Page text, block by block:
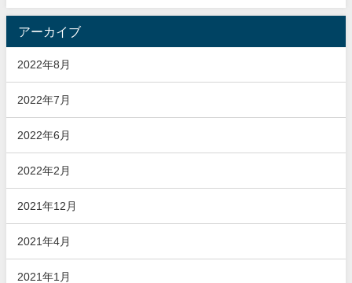
アーカイブ
2022年8月
2022年7月
2022年6月
2022年2月
2021年12月
2021年4月
2021年1月